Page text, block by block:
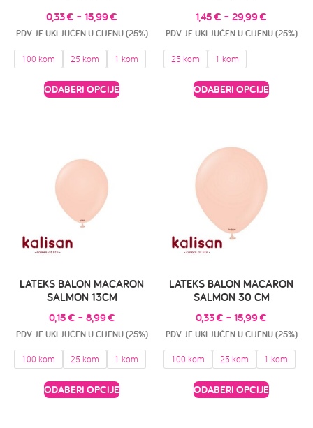
0,33€ – 15,99€
PDV JE UKLJUČEN U CIJENU (25%)
100 kom 25 kom 1 kom
ODABERI OPCIJE
1,45 € – 29,99€
PDV JE UKLJUČEN U CIJENU (25%)
25 kom 1 kom
ODABERI OPCIJE
LATEKS BALON MACARON
SALMON 13CM
0,15 € – 8,99€
PDV JE UKLJUČEN U CIJENU (25%)
100 kom 25 kom 1 kom
ODABERI OPCIJE
LATEKS BALON MACARON
SALMON 30 CM
0,33€ – 15,99€
PDV JE UKLJUČEN U CIJENU (25%)
100 kom 25 kom 1 kom
ODABERI OPCIJE